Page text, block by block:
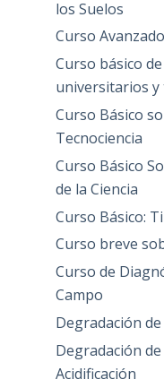
los Suelos
Curso
Curso básico
universitarios y
Curso Básico
Tecnociencia
Curso Básico
de la Ciencia
Curso Básico:
Curso breve
Curso de
Campo
Degradación
Degradación
Acidificación